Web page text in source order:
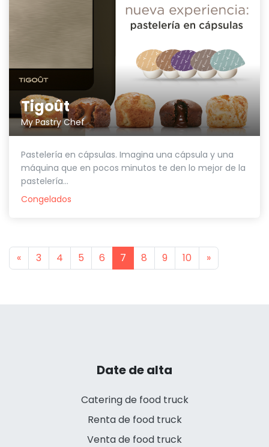
Tigoût
My Pastry Chef
Pastelería en cápsulas. Imagina una cápsula y una
máquina que en pocos minutos te den lo mejor de la
pastelería...
Congelados
«Previous
3 4 5 6 7 8 9 10 »Next
Date de alta
Catering de food truck
Renta de food truck
Venta de food truck